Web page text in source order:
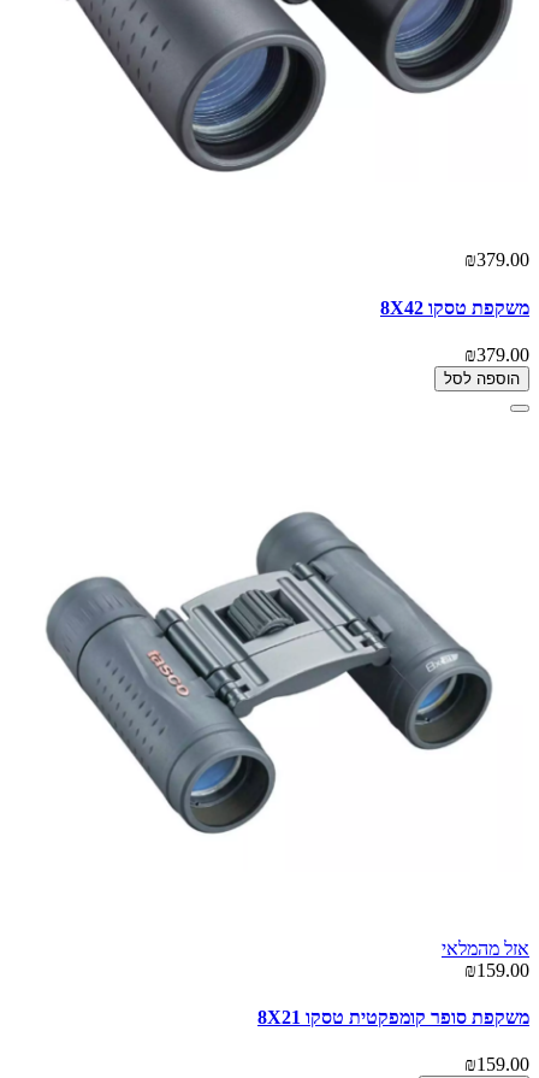
₪379.00
משקפת טסקו 8X42
₪379.00
הוספה לסל
אזל מהמלאי
₪159.00
משקפת סופר קומפקטית טסקו 8X21
₪159.00